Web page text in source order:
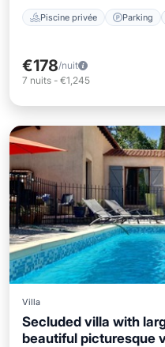
Piscine privée Parking
€178/nuit
7 nuits - €1,245
Villa
Secluded villa with
beautiful picturesque